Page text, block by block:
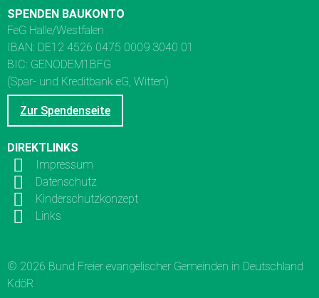
SPENDEN BAUKONTO
FeG Halle/Westfalen
IBAN: DE12 4526 0475 0009 3040 01
BIC: GENODEM1BFG
(Spar- und Kreditbank eG, Witten)
Zur Spendenseite
DIREKTLINKS
Impressum
Datenschutz
Kinderschutzkonzept
Links
© 2026 Bund Freier evangelischer Gemeinden in Deutschland
KdöR